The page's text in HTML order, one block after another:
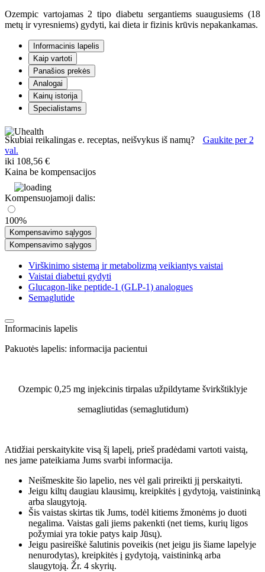
Ozempic vartojamas 2 tipo diabetu sergantiems suaugusiems (18
metų ir vyresniems) gydyti, kai dieta ir fizinis krūvis nepakankamas.
Informacinis lapelis
Kaip vartoti
Panašios prekės
Analogai
Kainų istorija
Specialistams
Skubiai reikalingas e. receptas, neišvykus iš namų?
Gaukite per 2
val.
iki 108,56 €
Kaina be kompensacijos
Kompensuojamoji dalis:
100%
Kompensavimo sąlygos
Kompensavimo sąlygos
Virškinimo sistemą ir metabolizmą veikiantys vaistai
Vaistai diabetui gydyti
Glucagon-like peptide-1 (GLP-1) analogues
Semaglutide
Informacinis lapelis
Pakuotės lapelis: informacija pacientui
Ozempic 0,25 mg injekcinis tirpalas užpildytame švirkštiklyje
semagliutidas (semaglutidum)
Atidžiai perskaitykite visą šį lapelį, prieš pradėdami vartoti vaistą,
nes jame pateikiama Jums svarbi informacija.
Neišmeskite šio lapelio, nes vėl gali prireikti jį perskaityti.
Jeigu kiltų daugiau klausimų, kreipkitės į gydytoją, vaistininką
arba slaugytoją.
Šis vaistas skirtas tik Jums, todėl kitiems žmonėms jo duoti
negalima. Vaistas gali jiems pakenkti (net tiems, kurių ligos
požymiai yra tokie patys kaip Jūsų).
Jeigu pasireiškė šalutinis poveikis (net jeigu jis šiame lapelyje
nenurodytas), kreipkitės į gydytoją, vaistininką arba
slaugytoją. Žr. 4 skyrių.